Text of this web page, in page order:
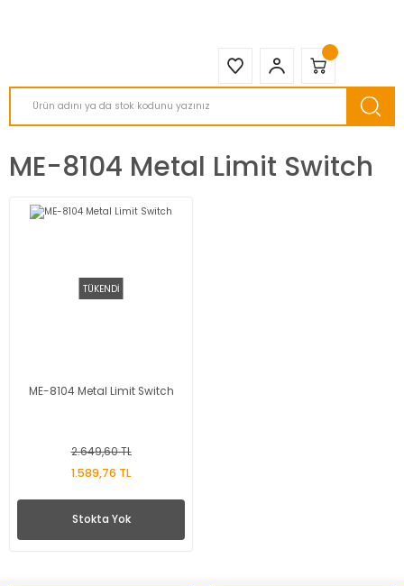
ME-8104 Metal Limit Switch
TÜKENDİ
ME-8104 Metal Limit Switch
2.649,60 TL
1.589,76 TL
Stokta Yok